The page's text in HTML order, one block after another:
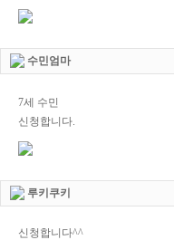
수민엄마
7세 수민
신청합니다.
루키쿠키
신청합니다^^